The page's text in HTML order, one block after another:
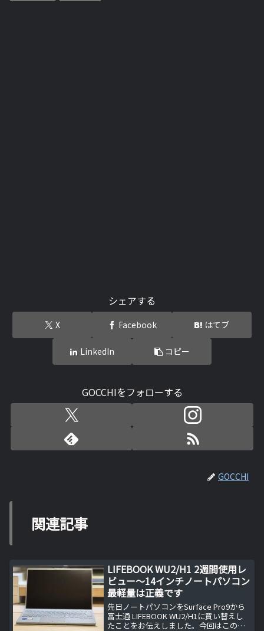
シェアする
X Facebook はてブ
LinkedIn コピー
GOCCHIをフォローする
GOCCHI
関連記事
LIFEBOOK WU2/H1 2週間使用レ
ビュー～14インチノートパソコン
最軽量は正義です
先日ノートパソコンをSurface Pro9から
富士通 LIFEBOOK WU2/H1に買い替えし
たことをお伝えしました。今回はこの